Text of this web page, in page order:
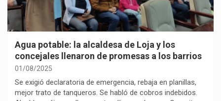
Agua potable: la alcaldesa de Loja y los
concejales llenaron de promesas a los barrios
01/08/2025
Se exigió declaratoria de emergencia, rebaja en planillas,
mejor trato de tanqueros. Se habló de cobros indebidos.